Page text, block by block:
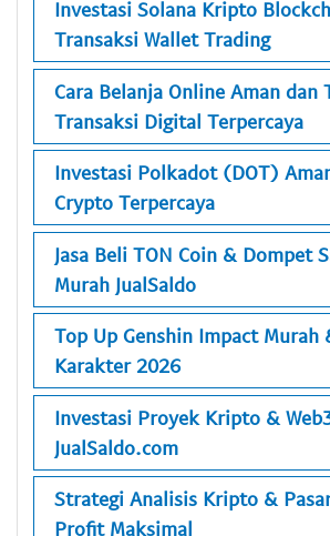
Investasi Solana Kripto
Transaksi Wallet Trading
Cara Belanja Online Aman dan
Transaksi Digital Terpercaya
Investasi Polkadot (DOT)
Crypto Terpercaya
Jasa Beli TON Coin & Dompet
Murah JualSaldo
Top Up Genshin Impact Murah
Karakter 2026
Investasi Proyek Kripto &
JualSaldo.com
Strategi Analisis Kripto &
Profit Maksimal